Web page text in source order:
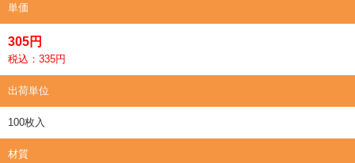
単価
305円
税込：335円
出荷単位
100枚入
材質